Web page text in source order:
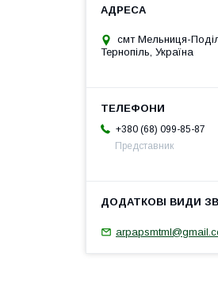
смт Мельниця-
Тернопіль, Україна
+380 (68) 099-85-87
Представник